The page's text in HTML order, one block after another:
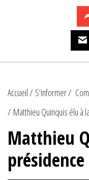
Accueil S'informer
Matthieu Quinquis élu à
Matthieu
présidence